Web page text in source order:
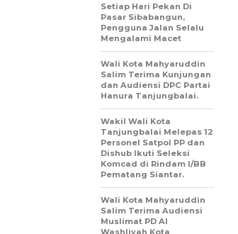
Setiap Hari Pekan Di
Pasar Sibabangun,
Pengguna Jalan Selalu
Mengalami Macet
Wali Kota Mahyaruddin
Salim Terima Kunjungan
dan Audiensi DPC Partai
Hanura Tanjungbalai.
Wakil Wali Kota
Tanjungbalai Melepas 12
Personel Satpol PP dan
Dishub Ikuti Seleksi
Komcad di Rindam I/BB
Pematang Siantar.
Wali Kota Mahyaruddin
Salim Terima Audiensi
Muslimat PD Al
Washliyah Kota